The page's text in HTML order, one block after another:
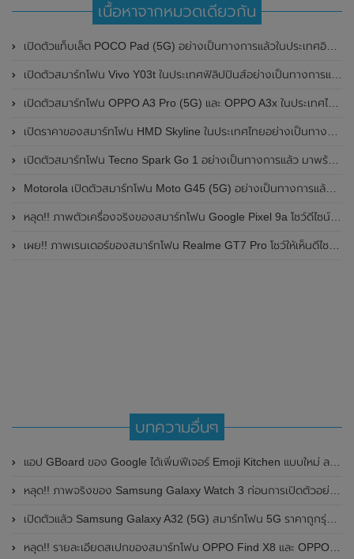
เนื้อหาจากหมวดเดียวกัน
เปิดตัวแท็บเล็ต POCO Pad (5G) อย่างเป็นทางการแล้วในประเทศอินเดีย มาพร้อมชิปเซ็ต Snapdragon 7s Gen 2 ของ Qualcomm และรองรับเครือข่าย 5G
เปิดตัวสมาร์ทโฟน Vivo Y03t ในประเทศฟิลิปปินส์อย่างเป็นทางการแล้ว มาพร้อมชิปเซ็ต Unisoc T612 , กล้องหลัง ความละเอียด 13MP , แบตเตอรี่ 5,000mAh และหน้าจอแสดงผล LCD / 90Hz
เปิดตัวสมาร์ทโฟน OPPO A3 Pro (5G) และ OPPO A3x ในประเทศไทยอย่างเป็นทางการแล้ว ในราคาเริ่มต้นเพียง 3,999 บาท
เปิดราคาของสมาร์ทโฟน HMD Skyline ในประเทศไทยอย่างเป็นทางการแล้ว ราคา 14,990 บาท
เปิดตัวสมาร์ทโฟน Tecno Spark Go 1 อย่างเป็นทางการแล้ว มาพร้อมหน้าจอแสดงผล LCD / 120Hz , แบตเตอรี่ 5,000mAh และใช้ชิปเซ็ต Unisoc
Motorola เปิดตัวสมาร์ทโฟน Moto G45 (5G) อย่างเป็นทางการแล้วในอินเดีย
หลุด!! ภาพตัวเครื่องจริงของสมาร์ทโฟน Google Pixel 9a โชว์ดีไซน์ใหม่ กล้องหลังแบนราบ ไม่มีกรอบของกล้องแล้ว
เผย!! ภาพเรนเดอร์ของสมาร์ทโฟน Realme GT7 Pro โชว์ให้เห็นดีไซน์ใหม่ พร้อมเผยรายละเอียดสเปกที่สำคัญบางส่วน
บทความอื่นๆ
แอป GBoard ของ Google ได้เพิ่มฟีเจอร์ Emoji Kitchen แบบใหม่ ลงบน Android
หลุด!! ภาพจริงของ Samsung Galaxy Watch 3 ก่อนการเปิดตัวอย่างเป็นทางการ
เปิดตัวแล้ว Samsung Galaxy A32 (5G) สมาร์ทโฟน 5G ราคาถูกรุ่นล่าสุดของ Samsung มาพร้อมชิปเซ็ต Dimensity 720 , กล้อง 4 ตัว 48MP และแบตสุดอึด 5000 mAh
หลุด!! รายละเอียดสเปกของสมาร์ทโฟน OPPO Find X8 และ OPPO Find X8 Pro คาดเปิดตัวทั่วโลกในเดือนตุลาคม 2024 นี้